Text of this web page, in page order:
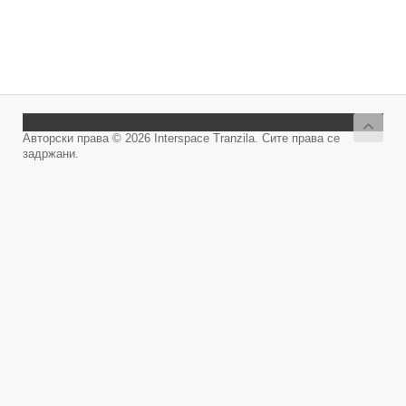
Авторски права © 2026 Interspace Tranzila. Сите права се
задржани.